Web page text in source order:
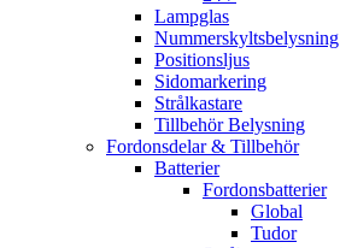
Lampglas
Nummerskyltsbelysning
Positionsljus
Sidomarkering
Strålkastare
Tillbehör Belysning
Fordonsdelar & Tillbehör
Batterier
Fordonsbatterier
Global
Tudor